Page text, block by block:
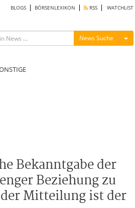
BLOGS BÖRSENLEXIKON RSS WATCHLIST
News Suche
Bekanntgabe der
Beziehung zu
der Mitteilung ist der